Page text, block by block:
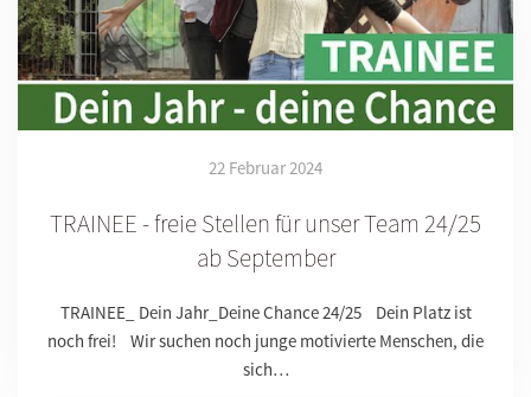
22 Februar 2024
TRAINEE - freie Stellen für unser Team 24/25
ab September
TRAINEE_ Dein Jahr_Deine Chance 24/25 Dein Platz ist
noch frei! Wir suchen noch junge motivierte Menschen, die
sich…